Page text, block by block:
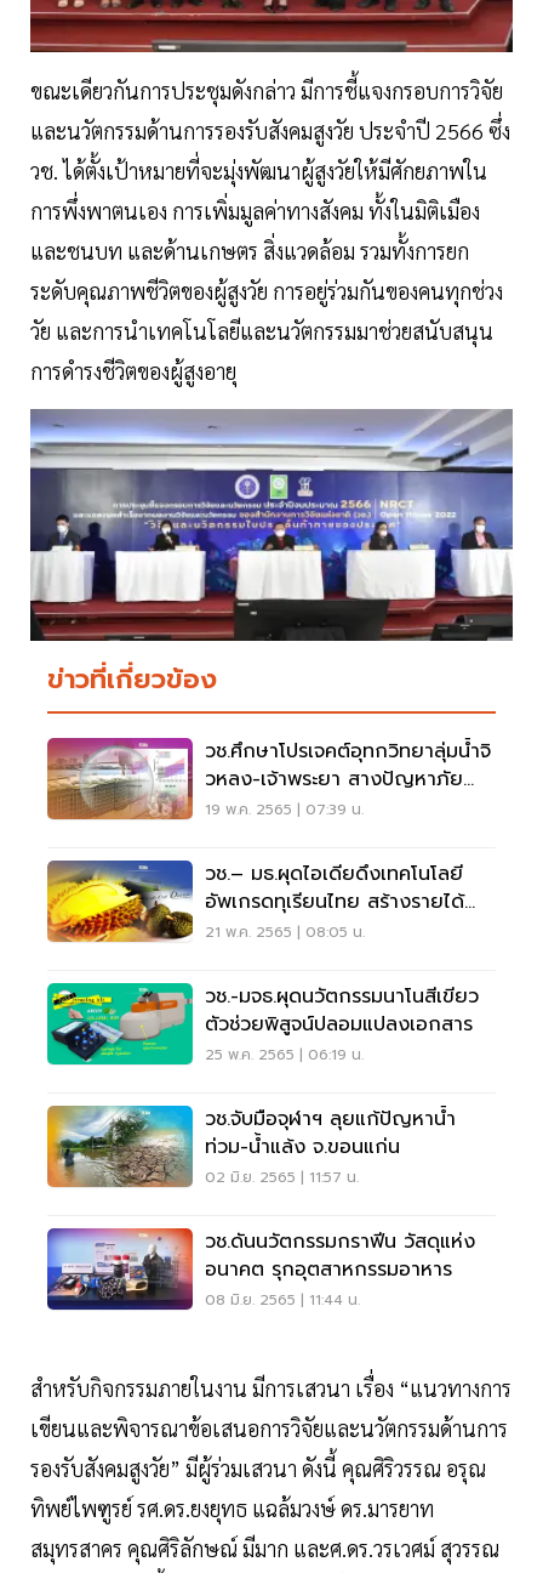
ขณะเดียวกันการประชุมดังกล่าว มีการชี้แจงกรอบการวิจัย
และนวัตกรรมด้านการรองรับสังคมสูงวัย ประจำปี 2566 ซึ่ง
วช. ได้ตั้งเป้าหมายที่จะมุ่งพัฒนาผู้สูงวัยให้มีศักยภาพใน
การพึ่งพาตนเอง การเพิ่มมูลค่าทางสังคม ทั้งในมิติเมือง
และชนบท และด้านเกษตร สิ่งแวดล้อม รวมทั้งการยก
ระดับคุณภาพชีวิตของผู้สูงวัย การอยู่ร่วมกันของคนทุกช่วง
วัย และการนำเทคโนโลยีและนวัตกรรมมาช่วยสนับสนุน
การดำรงชีวิตของผู้สูงอายุ
ข่าวที่เกี่ยวข้อง
วช.ศึกษาโปรเจคต์อุทกวิทยาลุ่มน้ำจิ
วหลง-เจ้าพระยา สางปัญหาภัย
ธรรมชาติ
19 พ.ค. 2565 | 07:39 น.
วช.– มธ.ผุดไอเดียดึงเทคโนโลยี
อัพเกรดทุเรียนไทย สร้างรายได้
เกษตรกร
21 พ.ค. 2565 | 08:05 น.
วช.-มจธ.ผุดนวัตกรรมนาโนสีเขียว
ตัวช่วยพิสูจน์ปลอมแปลงเอกสาร
25 พ.ค. 2565 | 06:19 น.
วช.จับมือจุฬาฯ ลุยแก้ปัญหาน้ำ
ท่วม-น้ำแล้ง จ.ขอนแก่น
02 มิ.ย. 2565 | 11:57 น.
วช.ดันนวัตกรรมกราฟีน วัสดุแห่ง
อนาคต รุกอุตสาหกรรมอาหาร
08 มิ.ย. 2565 | 11:44 น.
สำหรับกิจกรรมภายในงาน มีการเสวนา เรื่อง “แนวทางการ
เขียนและพิจารณาข้อเสนอการวิจัยและนวัตกรรมด้านการ
รองรับสังคมสูงวัย” มีผู้ร่วมเสวนา ดังนี้ คุณศิริวรรณ อรุณ
ทิพย์ไพฑูรย์ รศ.ดร.ยงยุทธ แฉล้มวงษ์ ดร.มารยาท
สมุทรสาคร คุณศิริลักษณ์ มีมาก และศ.ดร.วรเวศม์ สุวรรณ